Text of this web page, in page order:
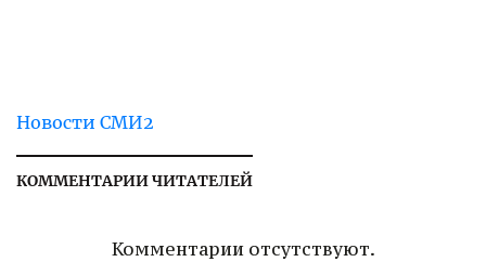
Новости СМИ2
КОММЕНТАРИИ ЧИТАТЕЛЕЙ
Комментарии отсутствуют.